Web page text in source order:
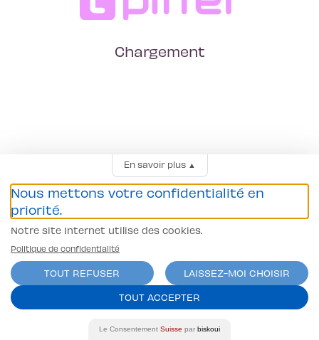
Chargement
En savoir plus▲
Nous mettons votre confidentialité en
priorité.
Notre site Internet utilise des cookies.
Politique de confidentialité
TOUT REFUSER
LAISSEZ-MOI CHOISIR
TOUT ACCEPTER
Le Consentement Suisse par biskoui